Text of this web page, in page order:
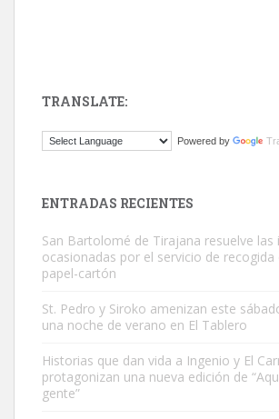
El ayuntamiento se va a llevar a Los Gatos
Este gato macho ha aparecido en la calle hace
es muy manso y extremadamente cari...
Leales.org » Gran Canaria
TRANSLATE:
Powered by
ENTRADAS RECIENTES
San Bartolomé de Tirajana resuelve las
ocasionadas por el servicio de recogida
papel-cartón
St. Pedro y Siroko amenizan este
una noche de verano en El Tablero
Historias que dan vida a Ingenio y El
protagonizan una nueva edición de
gente”